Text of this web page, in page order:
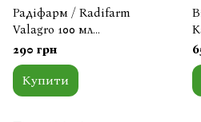
Радіфарм / Radifarm
Valagro 100 мл
біостимулятор кореневої
системи
290 грн
Купити